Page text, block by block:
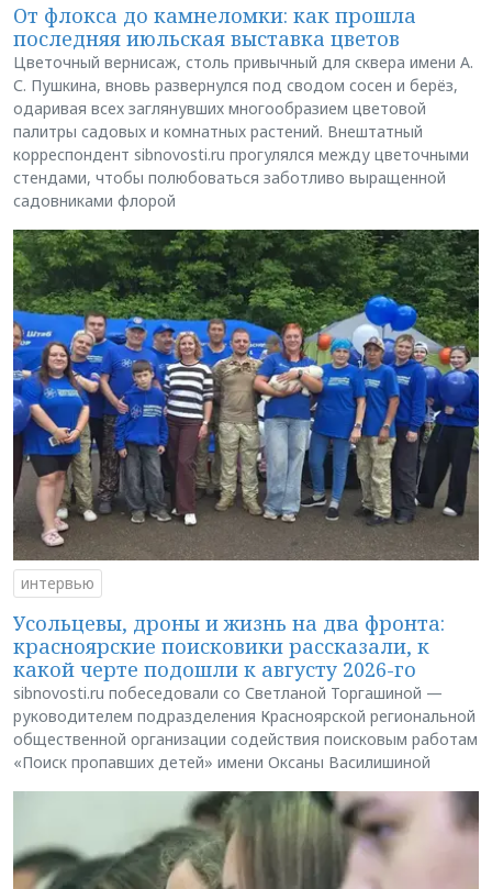
От флокса до камнеломки: как прошла
последняя июльская выставка цветов
Цветочный вернисаж, столь привычный для сквера имени А.
С. Пушкина, вновь развернулся под сводом сосен и берёз,
одаривая всех заглянувших многообразием цветовой
палитры садовых и комнатных растений. Внештатный
корреспондент sibnovosti.ru прогулялся между цветочными
стендами, чтобы полюбоваться заботливо выращенной
садовниками флорой
интервью
Усольцевы, дроны и жизнь на два фронта:
красноярские поисковики рассказали, к
какой черте подошли к августу 2026-го
sibnovosti.ru побеседовали со Светланой Торгашиной —
руководителем подразделения Красноярской региональной
общественной организации содействия поисковым работам
«Поиск пропавших детей» имени Оксаны Василишиной